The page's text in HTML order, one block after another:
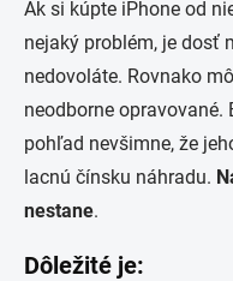
Ak si kúpte iPhone od
nejaký problém, je dosť
nedovoláte. Rovnako
neodborne
pohľad nevšimne, že
lacnú čínsku náhradu.
nestane.
Dôležité je: